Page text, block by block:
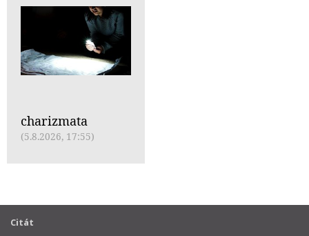
charizmata
(5.8.2026, 17:55)
Citát